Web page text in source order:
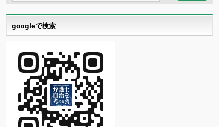
googleで検索